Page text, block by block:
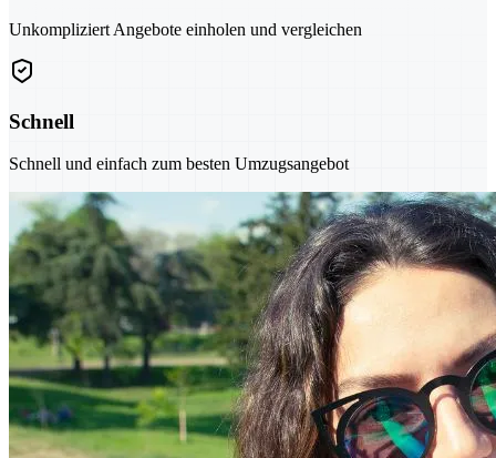
Unkompliziert Angebote einholen und vergleichen
Schnell
Schnell und einfach zum besten Umzugsangebot